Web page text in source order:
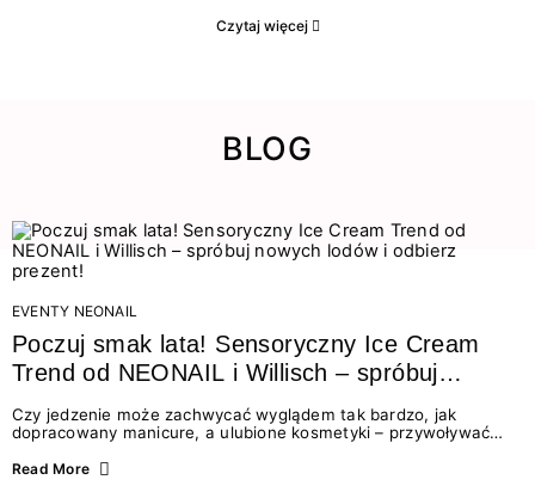
Czytaj więcej
BLOG
EVENTY NEONAIL
Poczuj smak lata! Sensoryczny Ice Cream
Trend od NEONAIL i Willisch – spróbuj
nowych lodów i odbierz prezent!
Czy jedzenie może zachwycać wyglądem tak bardzo, jak
dopracowany manicure, a ulubione kosmetyki – przywoływać
świata beauty i oszałamiających deserów to coś więcej niż
Read More